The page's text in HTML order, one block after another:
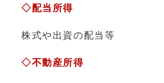
◇配当所得
株式や出資の配当等
◇不動産所得